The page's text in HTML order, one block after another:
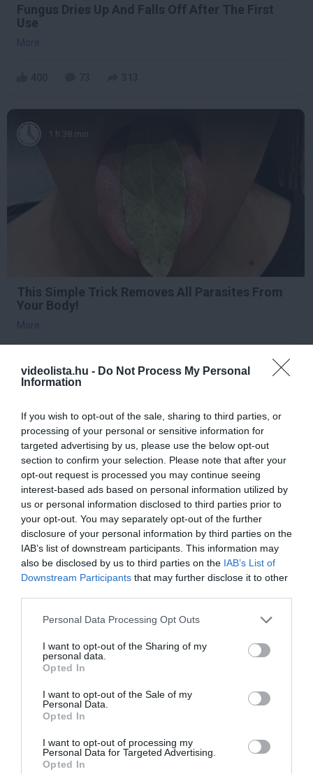
videolista.hu - Do Not Process My Personal
Information
If you wish to opt-out of the sale, sharing to third parties, or
processing of your personal or sensitive information for
targeted advertising by us, please use the below opt-out
section to confirm your selection. Please note that after your
opt-out request is processed you may continue seeing
interest-based ads based on personal information utilized by
us or personal information disclosed to third parties prior to
your opt-out. You may separately opt-out of the further
disclosure of your personal information by third parties on the
IAB’s list of downstream participants. This information may
also be disclosed by us to third parties on the IAB’s List of
Downstream Participants that may further disclose it to other
Please note that this website/app uses one or more Google
not limited to your visit or usage behaviour. You may click to
grant or deny consent to Google and its third-party tags to
use your data for below specified purposes in below Google
consent section.
Personal Data Processing Opt Outs
I want to opt-out of the Sharing of my
personal data.
Opted In
I want to opt-out of the Sale of my
Personal Data.
Opted In
I want to opt-out of processing my
Personal Data for Targeted Advertising.
Opted In
Fungus Dries Up And Falls Off After The First
Use
More
1 h 38 min
This Simple Trick Removes All Parasites From
Your Body!
More
55 min
Stop Eating These 3 Foods That Are Known to
Cause Parasites
299 88
48 min